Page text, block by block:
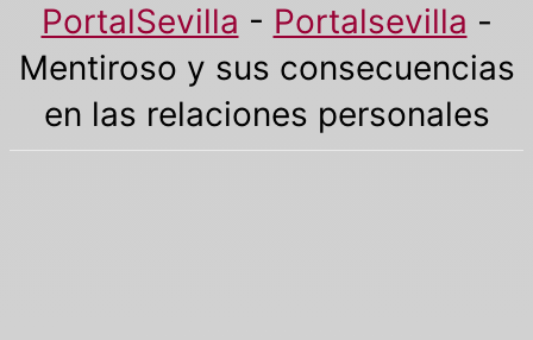
PortalSevilla - Portalsevilla -
Mentiroso y sus consecuencias
en las relaciones personales